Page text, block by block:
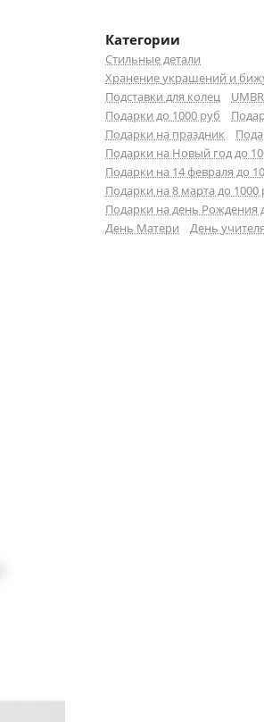
Категории
Стильные детали
Хранение украшений и
Подставки для колец
Подарки до 1000 руб
Подарки на праздник
Подарки на Новый год до
Подарки на 14 февраля до
Подарки на 8 марта до 1000
Подарки на день Рождения
День Матери
День учителя